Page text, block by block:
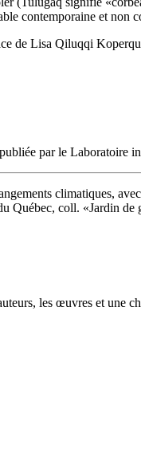
contemporaine et
de Lisa Qiluqqi
par le Laboratoire
climatiques,
Québec, coll. «Jardin
les œuvres et